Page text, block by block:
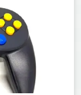
、欠損・
プロの査定
に査定いた